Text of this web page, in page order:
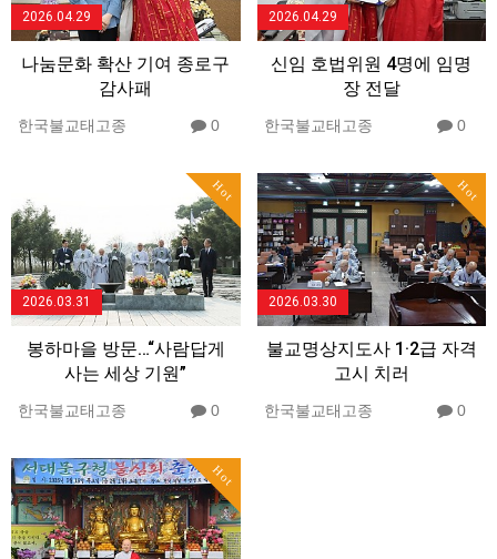
2026.04.29
나눔문화 확산 기여 종로구
감사패
한국불교태고종 0
2026.04.29
신임 호법위원 4명에 임명
장 전달
한국불교태고종 0
Hot
2026.03.31
봉하마을 방문…“사람답게
사는 세상 기원”
한국불교태고종 0
Hot
2026.03.30
불교명상지도사 1·2급 자격
고시 치러
한국불교태고종 0
Hot